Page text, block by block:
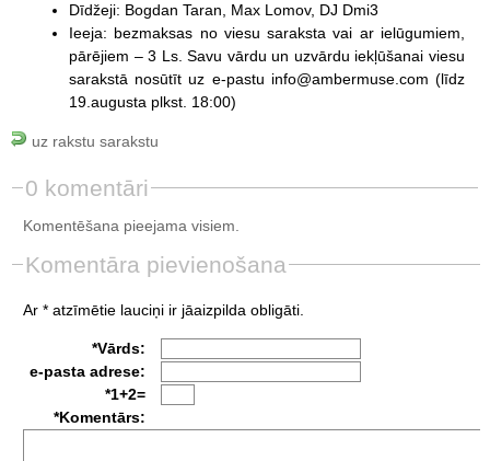
Dīdžeji: Bogdan Taran, Max Lomov, DJ Dmi3
Ieeja: bezmaksas no viesu saraksta vai ar ielūgumiem,
pārējiem – 3 Ls. Savu vārdu un uzvārdu iekļūšanai viesu
sarakstā nosūtīt uz e-pastu info@ambermuse.com (līdz
19.augusta plkst. 18:00)
uz rakstu sarakstu
0 komentāri
Komentēšana pieejama visiem.
Komentāra pievienošana
Ar * atzīmētie lauciņi ir jāaizpilda obligāti.
*Vārds:
e-pasta adrese:
*1+2=
*Komentārs: